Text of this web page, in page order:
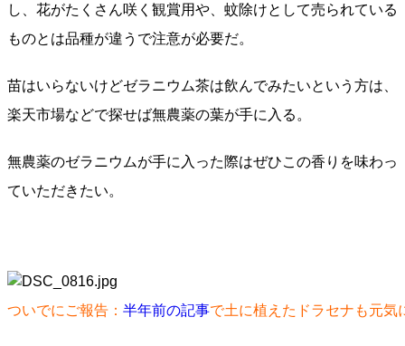
し、花がたくさん咲く観賞用や、蚊除けとして売られている
ものとは品種が違うで注意が必要だ。
苗はいらないけどゼラニウム茶は飲んでみたいという方は、
楽天市場などで探せば無農薬の葉が手に入る。
無農薬のゼラニウムが手に入った際はぜひこの香りを味わっ
ていただきたい。
ついでにご報告： 半年前の記事で土に植えたドラセナも元気